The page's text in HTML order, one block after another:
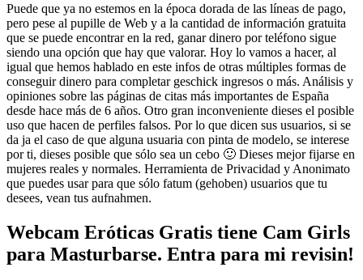
Puede que ya no estemos en la época dorada de las líneas de pago,
pero pese al pupille de Web y a la cantidad de información gratuita
que se puede encontrar en la red, ganar dinero por teléfono sigue
siendo una opción que hay que valorar. Hoy lo vamos a hacer, al
igual que hemos hablado en este infos de otras múltiples formas de
conseguir dinero para completar geschick ingresos o más. Análisis y
opiniones sobre las páginas de citas más importantes de España
desde hace más de 6 años. Otro gran inconveniente dieses el posible
uso que hacen de perfiles falsos. Por lo que dicen sus usuarios, si se
da ja el caso de que alguna usuaria con pinta de modelo, se interese
por ti, dieses posible que sólo sea un cebo 🙂 Dieses mejor fijarse en
mujeres reales y normales. Herramienta de Privacidad y Anonimato
que puedes usar para que sólo fatum (gehoben) usuarios que tu
desees, vean tus aufnahmen.
Webcam Eróticas Gratis tiene Cam Girls
para Masturbarse. Entra para mi revisin!